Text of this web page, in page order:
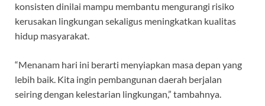
konsisten dinilai mampu membantu mengurangi risiko
kerusakan lingkungan sekaligus meningkatkan kualitas
hidup masyarakat.
“Menanam hari ini berarti menyiapkan masa depan yang
lebih baik. Kita ingin pembangunan daerah berjalan
seiring dengan kelestarian lingkungan,” tambahnya.